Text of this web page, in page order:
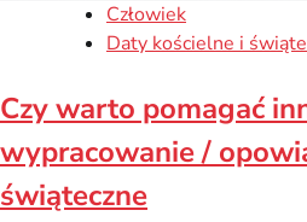
Człowiek
Daty kościelne i
Czy warto pomagać
wypracowanie /
świąteczne